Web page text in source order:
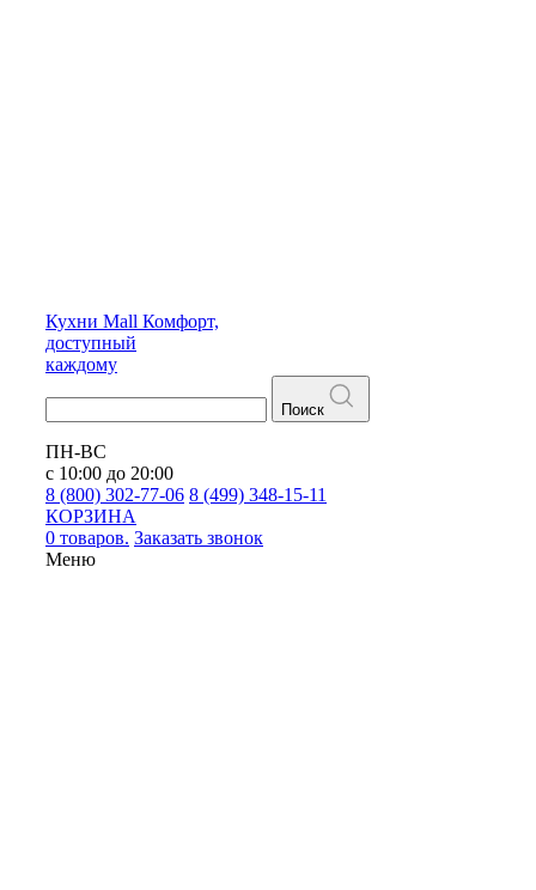
Кухни Mall Комфорт,
доступный
каждому
Поиск
ПН-ВС
с 10:00 до 20:00
8 (800) 302-77-06 8 (499) 348-15-11
КОРЗИНА
0 товаров. Заказать звонок
Меню